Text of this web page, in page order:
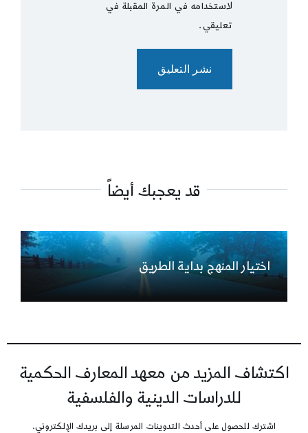
لاستخدامه في المرة المقبلة في
تعليقي.
قد يعجبك أيضاً
اختيار المنهج بداية الطريق
اكتشاف المزيد من معهد المعارف الحكمية
للدراسات الدينية والفلسفية
اشترك للحصول على أحدث التدوينات المرسلة إلى بريدك الإلكتروني.